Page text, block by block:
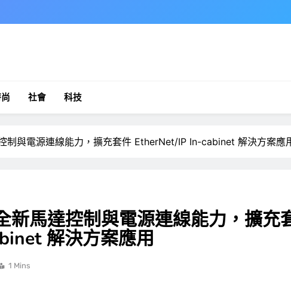
社會 科技
制與電源連線能力，擴充套件 EtherNet/IP In-cabinet 解決方案應
新馬達控制與電源連線能力，擴充
解決方案應用
1 Mins